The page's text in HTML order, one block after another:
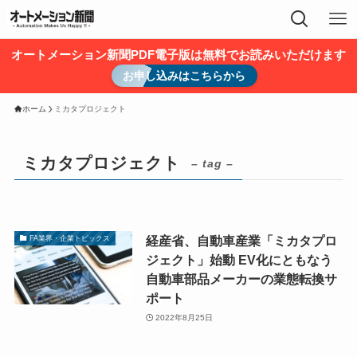
オートメーション新聞PDF電子版は無料でお読みいただけます
お申し込みはこちらから
ホーム ミカタプロジェクト
ミカタプロジェクト – tag –
FA業界・企業トピックス
経産省、自動車産業「ミカタプロ
ジェクト」始動 EV化にともなう
自動車部品メーカーの業態転換サ
ポート
2022年8月25日